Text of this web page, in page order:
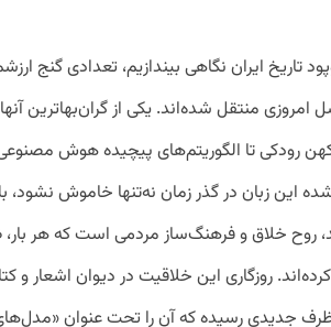
تاریخ ایران نگاهی بیندازیم، تعدادی گنج
امروزی منتقل شده‌اند. یکی از گران‌بهاترین
کهن رودکی تا الگوریتم‌های پیچیده هوش
این زبان در گذر زمان نه‌تنها خاموش نشود،
روح خلاق و فرهنگ‌ساز مردمی است که هر بار،
روزگاری این خلاقیت در دیوان اشعار و
ظرف جدیدی رسیده که آن را تحت عنوان